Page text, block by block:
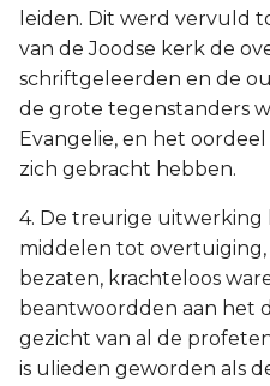
leiden. Dit werd vervuld
van de Joodse kerk de
schriftgeleerden en de
de grote tegenstanders
Evangelie, en het
zich gebracht hebben.
4. De treurige uitwerking
middelen tot overtuiging,
bezaten, krachteloos
beantwoordden aan het
gezicht van al de
is ulieden geworden als